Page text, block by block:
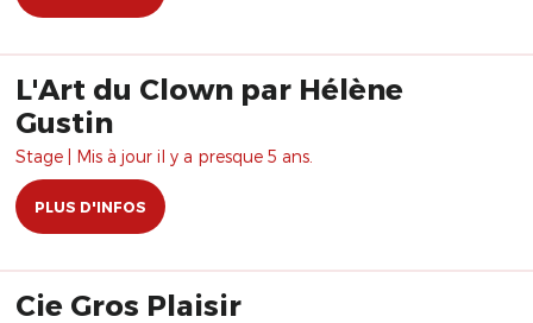
L'Art du Clown par Hélène
Gustin
Stage | Mis à jour il y a presque 5 ans.
PLUS D'INFOS
Cie Gros Plaisir